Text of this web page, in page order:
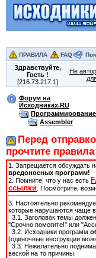
ПРАВИЛА FAQ
Здравствуйте,
Гость !
[216.73.217.1]
Не
Форум на
Исходниках.RU
Программирование
Assembler
Перед
прочтите
1. Запрещается обсуждать
вредоносных программ!
2. Помните, что у нас есть
ссылки . Посмотрите,
3. Настоятельно
которые нарушаются чаще
3.1. Заголовок темы
"Срочно помогите!" или
3.2. Исходники программ
(одиночные инструкции
3.3. Нежелательно
веской на то причины.